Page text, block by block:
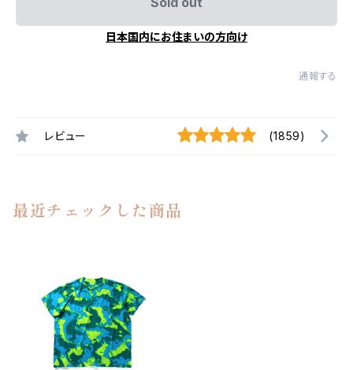
日本国内にお住まいの方向け
通報する
レビュー (1859)
最近チェックした商品